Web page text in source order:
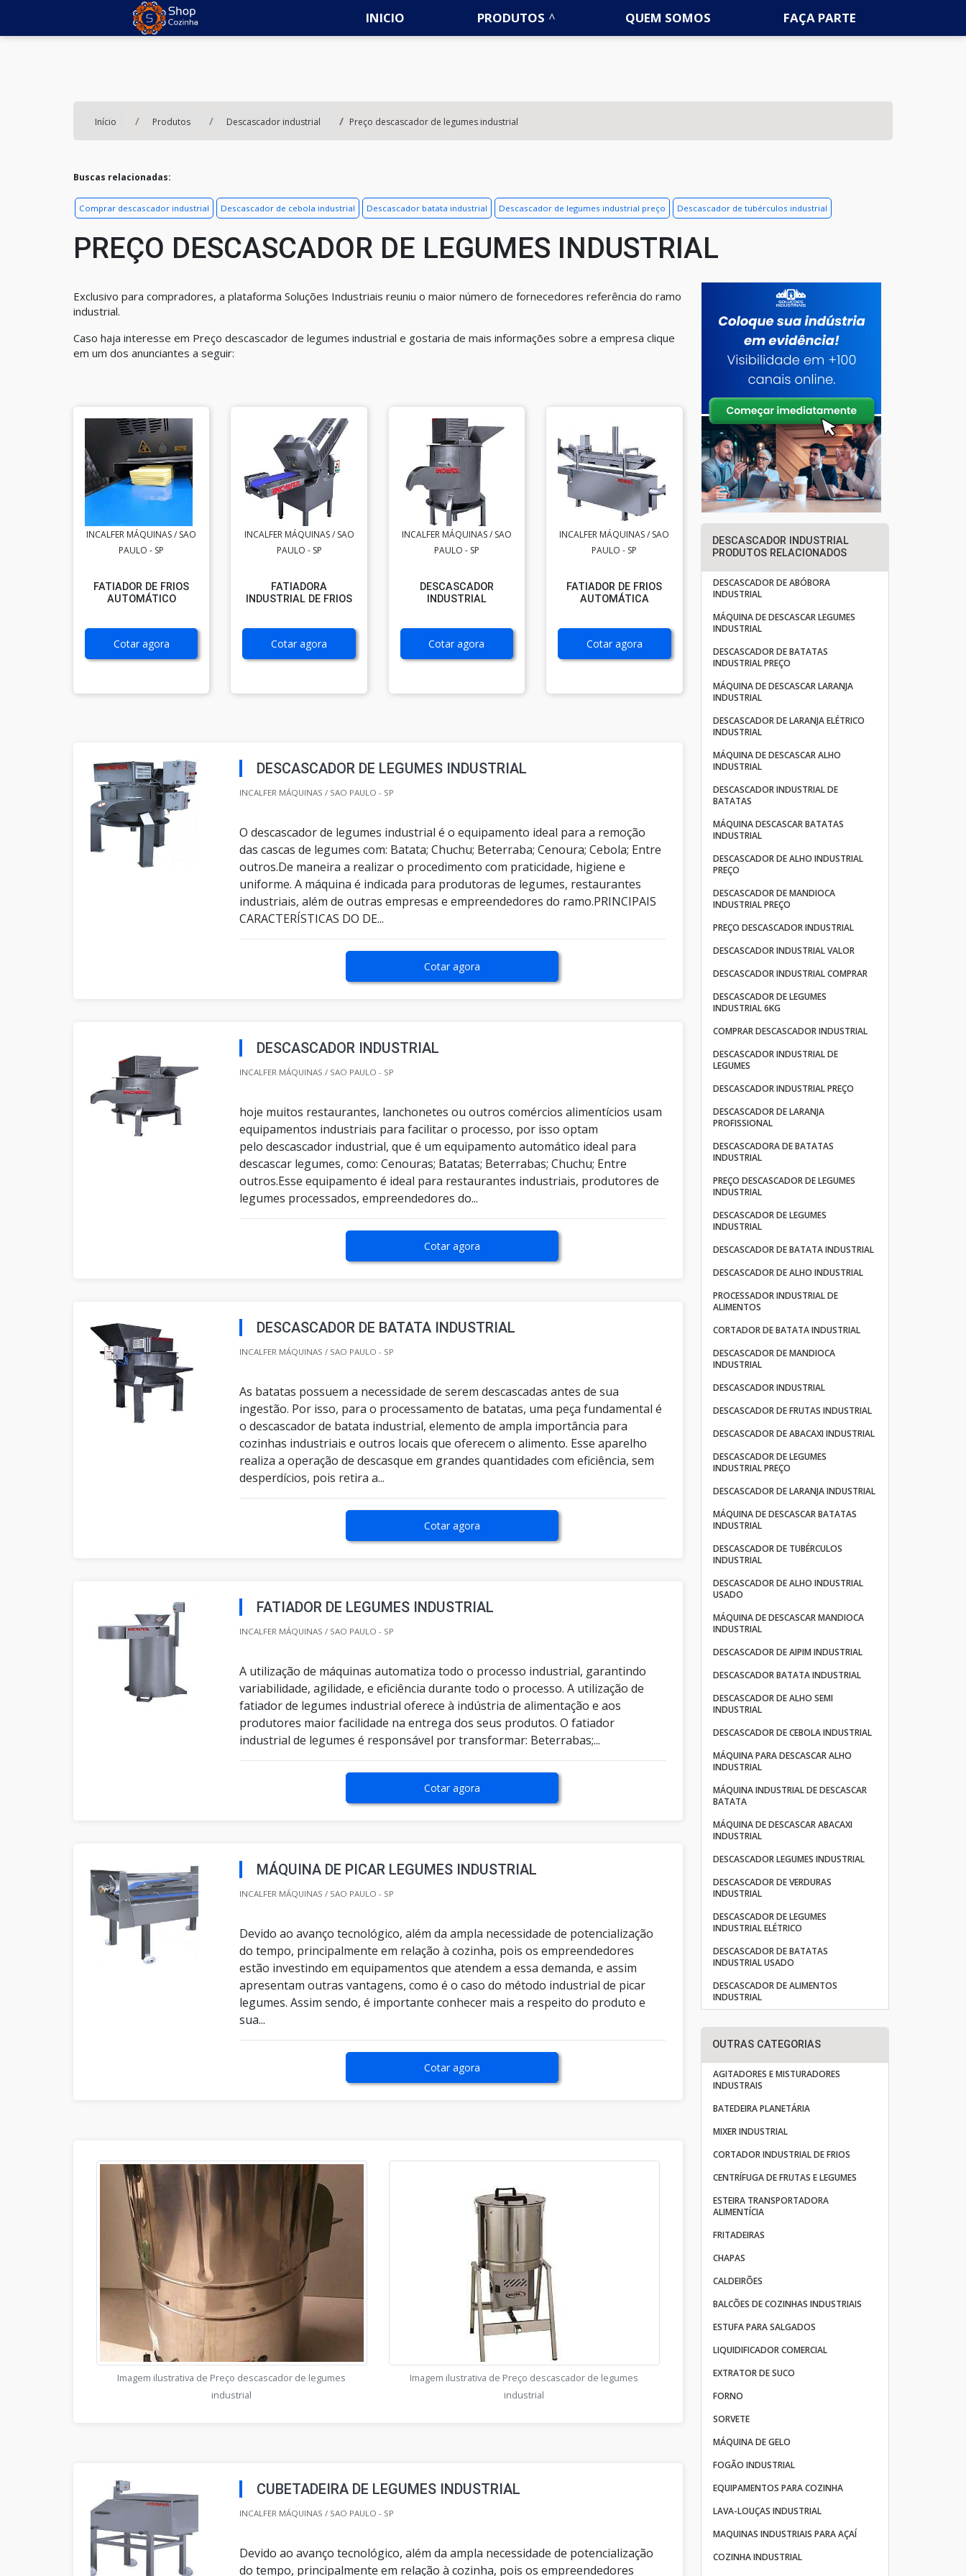
INICIO PRODUTOS QUEM SOMOS FAÇA PARTE
Início Produtos Descascador industrial Preço descascador de legumes industrial
Buscas relacionadas:
Comprar descascador industrial Descascador de cebola industrial Descascador batata industrial Descascador de legumes industrial preço Descascador de tubérculos industrial
PREÇO DESCASCADOR DE LEGUMES INDUSTRIAL
Exclusivo para compradores, a plataforma Soluções Industriais reuniu o maior número de fornecedores referência do ramo
industrial.
Caso haja interesse em Preço descascador de legumes industrial e gostaria de mais informações sobre a empresa clique
em um dos anunciantes a seguir:
INCALFER MÁQUINAS / SAO
PAULO - SP
FATIADOR DE FRIOS
AUTOMÁTICO
Cotar agora
INCALFER MÁQUINAS / SAO
PAULO - SP
FATIADORA
INDUSTRIAL DE FRIOS
Cotar agora
INCALFER MÁQUINAS / SAO
PAULO - SP
DESCASCADOR
INDUSTRIAL
Cotar agora
INCALFER MÁQUINAS / SAO
PAULO - SP
FATIADOR DE FRIOS
AUTOMÁTICA
Cotar agora
DESCASCADOR DE LEGUMES INDUSTRIAL
INCALFER MÁQUINAS / SAO PAULO - SP
O descascador de legumes industrial é o equipamento ideal para a remoção
das cascas de legumes com: Batata; Chuchu; Beterraba; Cenoura; Cebola; Entre
outros.De maneira a realizar o procedimento com praticidade, higiene e
uniforme. A máquina é indicada para produtoras de legumes, restaurantes
industriais, além de outras empresas e empreendedores do ramo.PRINCIPAIS
CARACTERÍSTICAS DO DE...
Cotar agora
DESCASCADOR INDUSTRIAL
INCALFER MÁQUINAS / SAO PAULO - SP
hoje muitos restaurantes, lanchonetes ou outros comércios alimentícios usam
equipamentos industriais para facilitar o processo, por isso optam
pelo descascador industrial, que é um equipamento automático ideal para
descascar legumes, como: Cenouras; Batatas; Beterrabas; Chuchu; Entre
outros.Esse equipamento é ideal para restaurantes industriais, produtores de
legumes processados, empreendedores do...
Cotar agora
DESCASCADOR DE BATATA INDUSTRIAL
INCALFER MÁQUINAS / SAO PAULO - SP
As batatas possuem a necessidade de serem descascadas antes de sua
ingestão. Por isso, para o processamento de batatas, uma peça fundamental é
o descascador de batata industrial, elemento de ampla importância para
cozinhas industriais e outros locais que oferecem o alimento. Esse aparelho
realiza a operação de descasque em grandes quantidades com eficiência, sem
desperdícios, pois retira a...
Cotar agora
FATIADOR DE LEGUMES INDUSTRIAL
INCALFER MÁQUINAS / SAO PAULO - SP
A utilização de máquinas automatiza todo o processo industrial, garantindo
variabilidade, agilidade, e eficiência durante todo o processo. A utilização de
fatiador de legumes industrial oferece à indústria de alimentação e aos
produtores maior facilidade na entrega dos seus produtos. O fatiador
industrial de legumes é responsável por transformar: Beterrabas;...
Cotar agora
MÁQUINA DE PICAR LEGUMES INDUSTRIAL
INCALFER MÁQUINAS / SAO PAULO - SP
Devido ao avanço tecnológico, além da ampla necessidade de potencialização
do tempo, principalmente em relação à cozinha, pois os empreendedores
estão investindo em equipamentos que atendem a essa demanda, e assim
apresentam outras vantagens, como é o caso do método industrial de picar
legumes. Assim sendo, é importante conhecer mais a respeito do produto e
sua...
Cotar agora
Imagem ilustrativa de Preço descascador de legumes
industrial
Imagem ilustrativa de Preço descascador de legumes
industrial
CUBETADEIRA DE LEGUMES INDUSTRIAL
INCALFER MÁQUINAS / SAO PAULO - SP
Devido ao avanço tecnológico, além da ampla necessidade de potencialização
do tempo, principalmente em relação à cozinha, pois os empreendedores
DESCASCADOR INDUSTRIAL
PRODUTOS RELACIONADOS
DESCASCADOR DE ABÓBORA
INDUSTRIAL
MÁQUINA DE DESCASCAR LEGUMES
INDUSTRIAL
DESCASCADOR DE BATATAS
INDUSTRIAL PREÇO
MÁQUINA DE DESCASCAR LARANJA
INDUSTRIAL
DESCASCADOR DE LARANJA ELÉTRICO
INDUSTRIAL
MÁQUINA DE DESCASCAR ALHO
INDUSTRIAL
DESCASCADOR INDUSTRIAL DE
BATATAS
MÁQUINA DESCASCAR BATATAS
INDUSTRIAL
DESCASCADOR DE ALHO INDUSTRIAL
PREÇO
DESCASCADOR DE MANDIOCA
INDUSTRIAL PREÇO
PREÇO DESCASCADOR INDUSTRIAL
DESCASCADOR INDUSTRIAL VALOR
DESCASCADOR INDUSTRIAL COMPRAR
DESCASCADOR DE LEGUMES
INDUSTRIAL 6KG
COMPRAR DESCASCADOR INDUSTRIAL
DESCASCADOR INDUSTRIAL DE
LEGUMES
DESCASCADOR INDUSTRIAL PREÇO
DESCASCADOR DE LARANJA
PROFISSIONAL
DESCASCADORA DE BATATAS
INDUSTRIAL
PREÇO DESCASCADOR DE LEGUMES
INDUSTRIAL
DESCASCADOR DE LEGUMES
INDUSTRIAL
DESCASCADOR DE BATATA INDUSTRIAL
DESCASCADOR DE ALHO INDUSTRIAL
PROCESSADOR INDUSTRIAL DE
ALIMENTOS
CORTADOR DE BATATA INDUSTRIAL
DESCASCADOR DE MANDIOCA
INDUSTRIAL
DESCASCADOR INDUSTRIAL
DESCASCADOR DE FRUTAS INDUSTRIAL
DESCASCADOR DE ABACAXI INDUSTRIAL
DESCASCADOR DE LEGUMES
INDUSTRIAL PREÇO
DESCASCADOR DE LARANJA INDUSTRIAL
MÁQUINA DE DESCASCAR BATATAS
INDUSTRIAL
DESCASCADOR DE TUBÉRCULOS
INDUSTRIAL
DESCASCADOR DE ALHO INDUSTRIAL
USADO
MÁQUINA DE DESCASCAR MANDIOCA
INDUSTRIAL
DESCASCADOR DE AIPIM INDUSTRIAL
DESCASCADOR BATATA INDUSTRIAL
DESCASCADOR DE ALHO SEMI
INDUSTRIAL
DESCASCADOR DE CEBOLA INDUSTRIAL
MÁQUINA PARA DESCASCAR ALHO
INDUSTRIAL
MÁQUINA INDUSTRIAL DE DESCASCAR
BATATA
MÁQUINA DE DESCASCAR ABACAXI
INDUSTRIAL
DESCASCADOR LEGUMES INDUSTRIAL
DESCASCADOR DE VERDURAS
INDUSTRIAL
DESCASCADOR DE LEGUMES
INDUSTRIAL ELÉTRICO
DESCASCADOR DE BATATAS
INDUSTRIAL USADO
DESCASCADOR DE ALIMENTOS
INDUSTRIAL
OUTRAS CATEGORIAS
AGITADORES E MISTURADORES
INDUSTRAIS
BATEDEIRA PLANETÁRIA
MIXER INDUSTRIAL
CORTADOR INDUSTRIAL DE FRIOS
CENTRÍFUGA DE FRUTAS E LEGUMES
ESTEIRA TRANSPORTADORA
ALIMENTÍCIA
FRITADEIRAS
CHAPAS
CALDEIRÕES
BALCÕES DE COZINHAS INDUSTRIAIS
ESTUFA PARA SALGADOS
LIQUIDIFICADOR COMERCIAL
EXTRATOR DE SUCO
FORNO
SORVETE
MÁQUINA DE GELO
FOGÃO INDUSTRIAL
EQUIPAMENTOS PARA COZINHA
LAVA-LOUÇAS INDUSTRIAL
MAQUINAS INDUSTRIAIS PARA AÇAÍ
COZINHA INDUSTRIAL